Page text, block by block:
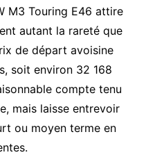
M3 Touring E46 attire
autant la rareté que
de départ avoisine
soit environ 32 168
compte tenu
mais laisse entrevoir
ou moyen terme en